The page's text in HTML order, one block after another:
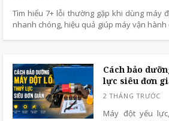
Tìm hiểu 7+ lỗi thường gặp khi dùng máy
nhanh chóng, hiệu quả giúp máy vận hành
Cách bảo
lực siêu đơn
Máy đột yếu